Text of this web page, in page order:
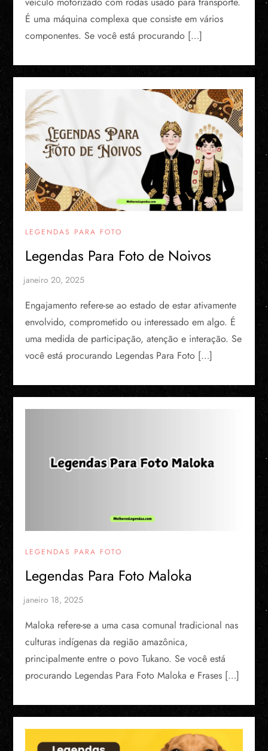
É uma máquina complexa que consiste em vários
componentes. Se você está procurando […]
LEGENDAS PARA FOTO
Legendas Para Foto de Noivos
Engajamento refere-se ao estado de estar ativamente
envolvido, comprometido ou interessado em algo. É
uma medida de participação, atenção e interação. Se
você está procurando Legendas Para Foto […]
LEGENDAS PARA FOTO
Legendas Para Foto Maloka
Maloka refere-se a uma casa comunal tradicional nas
culturas indígenas da região amazônica,
principalmente entre o povo Tukano. Se você está
procurando Legendas Para Foto Maloka e Frases […]